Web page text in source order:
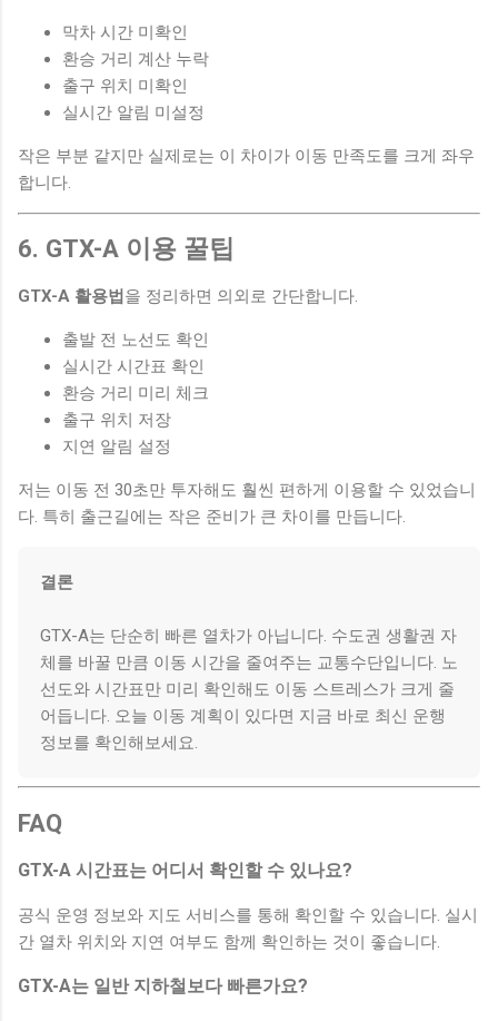
막차 시간 미확인
환승 거리 계산 누락
출구 위치 미확인
실시간 알림 미설정
작은 부분 같지만 실제로는 이 차이가 이동 만족도를 크게 좌우
합니다.
6. GTX-A 이용 꿀팁
GTX-A 활용법 을 정리하면 의외로 간단합니다.
출발 전 노선도 확인
실시간 시간표 확인
환승 거리 미리 체크
출구 위치 저장
지연 알림 설정
저는 이동 전 30초만 투자해도 훨씬 편하게 이용할 수 있었습니
다. 특히 출근길에는 작은 준비가 큰 차이를 만듭니다.
결론
GTX-A는 단순히 빠른 열차가 아닙니다. 수도권 생활권 자
체를 바꿀 만큼 이동 시간을 줄여주는 교통수단입니다. 노
선도와 시간표만 미리 확인해도 이동 스트레스가 크게 줄
어듭니다. 오늘 이동 계획이 있다면 지금 바로 최신 운행
정보를 확인해보세요.
FAQ
GTX-A 시간표는 어디서 확인할 수 있나요?
공식 운영 정보와 지도 서비스를 통해 확인할 수 있습니다. 실시
간 열차 위치와 지연 여부도 함께 확인하는 것이 좋습니다.
GTX-A는 일반 지하철보다 빠른가요?